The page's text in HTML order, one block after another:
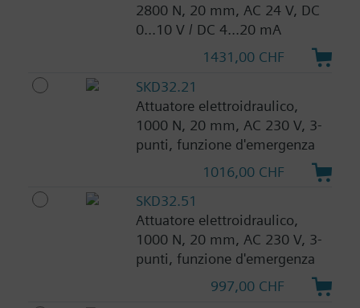
2800 N, 20 mm, AC 24 V, DC
0...10 V / DC 4...20 mA
1431,00 CHF
SKD32.21
Attuatore elettroidraulico,
1000 N, 20 mm, AC 230 V, 3-
punti, funzione d'emergenza
1016,00 CHF
SKD32.51
Attuatore elettroidraulico,
1000 N, 20 mm, AC 230 V, 3-
punti, funzione d'emergenza
997,00 CHF